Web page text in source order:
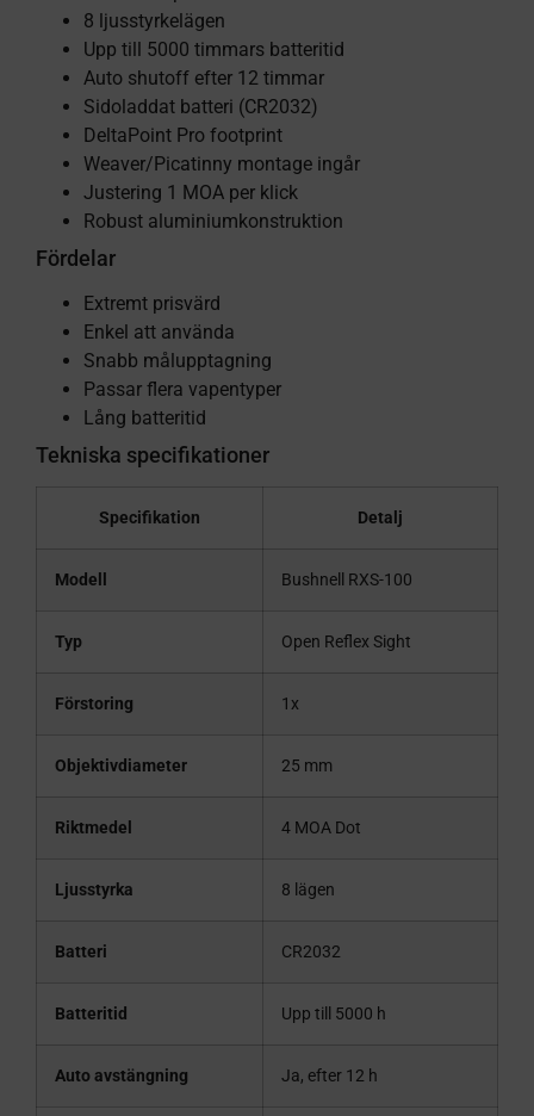
8 ljusstyrkelägen
Upp till 5000 timmars batteritid
Auto shutoff efter 12 timmar
Sidoladdat batteri (CR2032)
DeltaPoint Pro footprint
Weaver/Picatinny montage ingår
Justering 1 MOA per klick
Robust aluminiumkonstruktion
Fördelar
Extremt prisvärd
Enkel att använda
Snabb målupptagning
Passar flera vapentyper
Lång batteritid
Tekniska specifikationer
Specifikation Detalj
Modell Bushnell RXS-100
Typ Open Reflex Sight
Förstoring 1x
Objektivdiameter 25 mm
Riktmedel 4 MOA Dot
Ljusstyrka 8 lägen
Batteri CR2032
Batteritid Upp till 5000 h
Auto avstängning Ja, efter 12 h